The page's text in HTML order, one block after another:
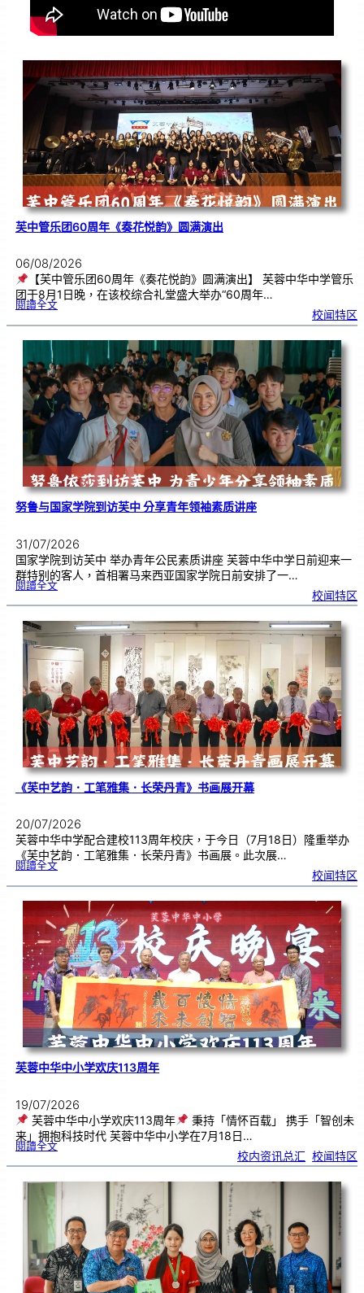
芙中管乐团60周年《奏花悦韵》圆满演出
06/08/2026
【芙中管乐团60周年《奏花悦韵》圆满演出】 芙蓉中华中学管乐
团于8月1日晚，在该校综合礼堂盛大举办“60周年…
閱讀全文:芙
乐
6
0
《
奏
花
悦
韵
》
圆
满
演
出
校闻特区
努鲁与国家学院到访芙中 分享青年领袖素质讲座
31/07/2026
国家学院到访芙中 举办青年公民素质讲座 芙蓉中华中学日前迎来一
群特别的客人，首相署马来西亚国家学院日前安排了一…
閱讀全文:努
国
学
院
到
访
中
分
享
青
年
领
袖
素
质
讲
座
校闻特区
《芙中艺韵．工笔雅集．长荣丹青》书画展开幕
20/07/2026
芙蓉中华中学配合建校113周年校庆，于今日（7月18日）隆重举办
《芙中艺韵．工笔雅集．长荣丹青》书画展。此次展…
閱讀全文:《
艺
．
工
笔
雅
集
．
长
荣
丹
青
》
书
画
展
开
幕
校闻特区
芙蓉中华中小学欢庆113周年
19/07/2026
芙蓉中华中小学欢庆113周年
秉持「情怀百载」 携手「智创未
来」拥抱科技时代 芙蓉中华中小学在7月18日…
閱讀全文:芙
华
小
学
欢庆
周
年
校内资讯总汇 校闻特区